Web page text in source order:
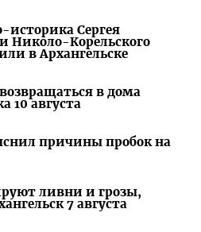
Сергея
Николо-Корельского
в Архангельске
в дома
10 августа
причины пробок на
ливни и грозы,
7 августа